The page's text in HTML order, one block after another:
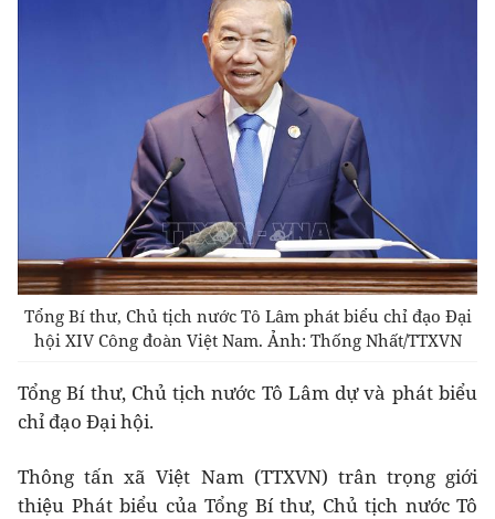
Tổng Bí thư, Chủ tịch nước Tô Lâm phát biểu chỉ đạo Đại
hội XIV Công đoàn Việt Nam. Ảnh: Thống Nhất/TTXVN
Tổng Bí thư, Chủ tịch nước Tô Lâm dự và phát biểu
chỉ đạo Đại hội.
Thông tấn xã Việt Nam (TTXVN) trân trọng giới
thiệu Phát biểu của Tổng Bí thư, Chủ tịch nước Tô